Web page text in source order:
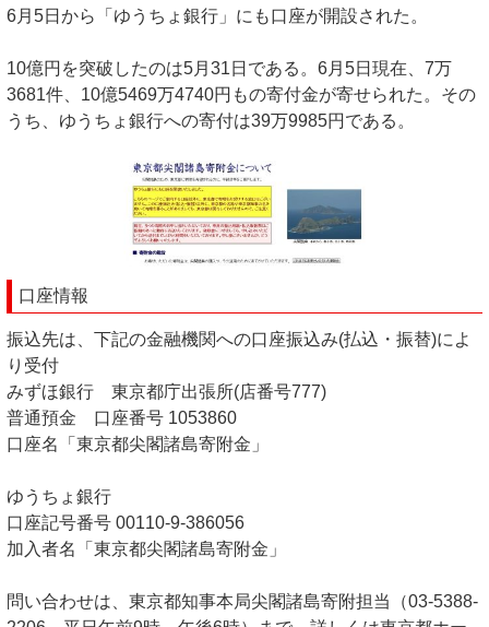
6月5日から「ゆうちょ銀行」にも口座が開設された。
10億円を突破したのは5月31日である。6月5日現在、7万
3681件、10億5469万4740円もの寄付金が寄せられた。その
うち、ゆうちょ銀行への寄付は39万9985円である。
口座情報
振込先は、下記の金融機関への口座振込み(払込・振替)によ
り受付
みずほ銀行 東京都庁出張所(店番号777)
普通預金 口座番号 1053860
口座名「東京都尖閣諸島寄附金」
ゆうちょ銀行
口座記号番号 00110-9-386056
加入者名「東京都尖閣諸島寄附金」
問い合わせは、東京都知事本局尖閣諸島寄附担当（03-5388-